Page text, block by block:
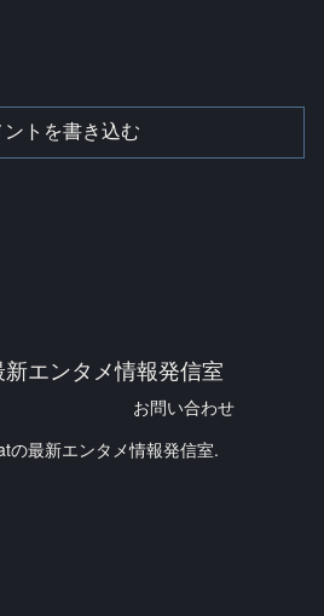
ントを書き込む
エンタメ情報発信室
お問い合わせ
の最新エンタメ情報発信室.